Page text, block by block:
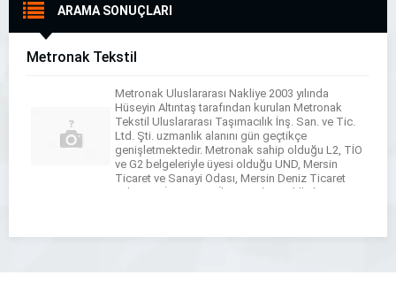
ARAMA SONUÇLARI
Metronak Tekstil
Metronak Uluslararası Nakliye 2003 yılında
Hüseyin Altıntaş tarafından kurulan Metronak
Tekstil Uluslararası Taşımacılık İnş. San. ve Tic.
Ltd. Şti. uzmanlık alanını gün geçtikçe
genişletmektedir. Metronak sahip olduğu L2, TİO
ve G2 belgeleriyle üyesi olduğu UND, Mersin
Ticaret ve Sanayi Odası, Mersin Deniz Ticaret
Odası, AKİB, Hizmet İhracatçıları Birliği ile